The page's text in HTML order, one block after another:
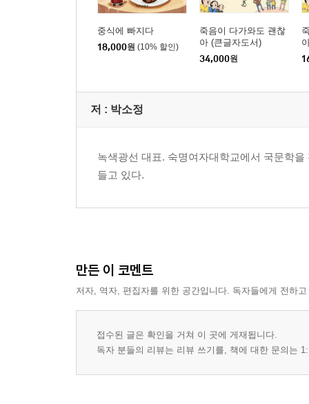
중식에 빠지다
18,000원 (10% 할인)
죽음이 다가와도 괜찮
아 (큰글자도서)
34,000원
저 : 박소정
녹색광선 대표. 숙명여자대학교에서 국문학
들고 있다.
만든 이 코멘트
저자, 역자, 편집자를 위한 공간입니다. 독자들에게 전하
접수된 글은 확인을 거쳐 이 곳에 게재됩니다.
독자 분들의 리뷰는 리뷰 쓰기를, 책에 대한 문의는